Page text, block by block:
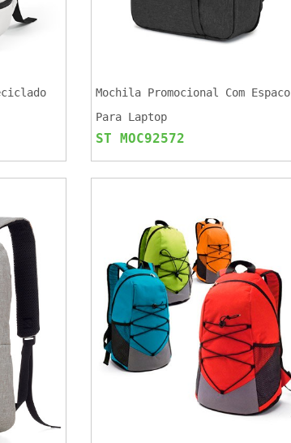
Mochila Promocional Com Espaco
Para Laptop
ST MOC92572